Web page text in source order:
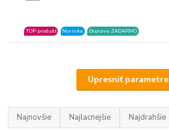
TOP produkt Novinka Doprava ZADARMO
Upresniť parametre
Najnovšie Najlacnejšie Najdrahšie